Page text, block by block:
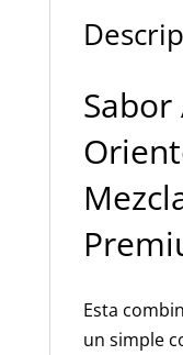
Esta
un simple